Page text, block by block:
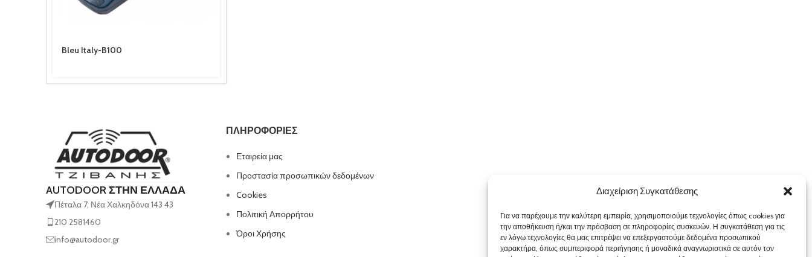
Διαχείριση Συγκατάθεσης
Για να παρέχουμε την καλύτερη εμπειρία, χρησιμοποιούμε τεχνολογίες όπως cookies για
την αποθήκευση ή/και την πρόσβαση σε πληροφορίες συσκευών. Η συγκατάθεση για τις
εν λόγω τεχνολογίες θα μας επιτρέψει να επεξεργαστούμε δεδομένα προσωπικού
χαρακτήρα, όπως συμπεριφορά περιήγησης ή μοναδικά αναγνωριστικά σε αυτόν τον
Bleu Italy-B100
AUTODOOR ΣΤΗΝ ΕΛΛΑΔΑ
Πέταλα 7, Νέα Χαλκηδόνα 143 43
210 2581460
info@autodoor.gr
ΠΛΗΡΟΦΟΡΙΕΣ
Εταιρεία μας
Προστασία προσωπικών δεδομένων
Cookies
Πολιτική Απορρήτου
Όροι Χρήσης